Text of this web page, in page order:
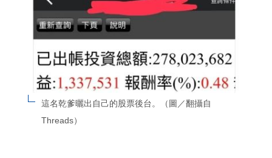
這名乾爹曬出自己的股票後台。（圖／翻攝自
Threads）